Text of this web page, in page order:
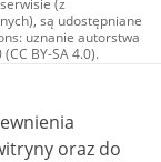
są udostępniane
uznanie autorstwa
BY-SA 4.0).
materiały
licencji typu
użycie
4.0 (CC BY-
inaczej.
oraz do